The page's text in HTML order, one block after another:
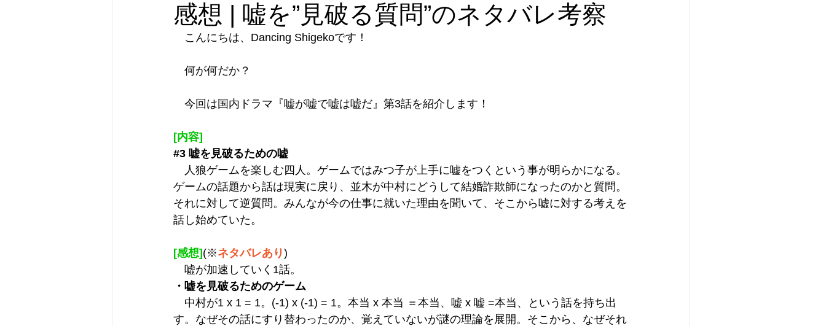
感想 | 嘘を”見破る質問”のネタバレ考察
こんにちは、Dancing Shigekoです！
何が何だか？
今回は国内ドラマ『嘘が嘘で嘘は嘘だ』第3話を紹介します！
[内容]
#3 嘘を見破るための嘘
人狼ゲームを楽しむ四人。ゲームではみつ子が上手に嘘をつくという事が明らかになる。
ゲームの話題から話は現実に戻り、並木が中村にどうして結婚詐欺師になったのかと質問。
それに対して逆質問。みんなが今の仕事に就いた理由を聞いて、そこから嘘に対する考えを
話し始めていた。
[感想] (※ネタバレあり)
嘘が加速していく1話。
・嘘を見破るためのゲーム
中村が1 x 1 = 1。(-1) x (-1) = 1。本当 x 本当 ＝本当、嘘 x 嘘 =本当、という話を持ち出
す。なぜその話にすり替わったのか、覚えていないが謎の理論を展開。そこから、なぜそれ